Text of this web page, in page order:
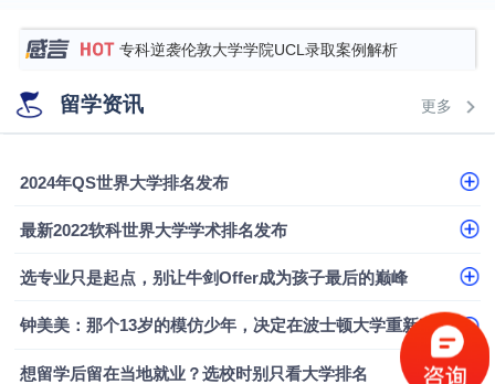
专科逆袭伦敦大学学院UCL录取案例解析
香港浸会大学伦理与公共事务硕士录取
从上海财大2+2到谢菲尔德：低均分逆袭QS百强金
留学资讯 更多
2024年QS世界大学排名发布
最新2022软科世界大学学术排名发布
选专业只是起点，别让牛剑Offer成为孩子最后的巅峰
钟美美：那个13岁的模仿少年，决定在波士顿大学重新定义自己
想留学后留在当地就业？选校时别只看大学排名